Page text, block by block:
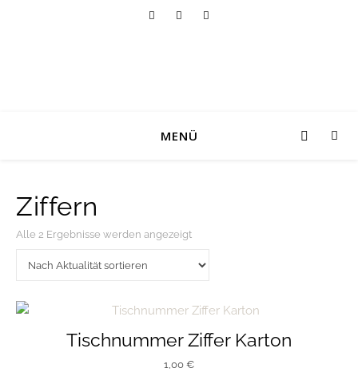
MENÜ
Ziffern
Alle 2 Ergebnisse werden angezeigtNach Aktualität sortiert
Tischnummer Ziffer Karton
1,00 €